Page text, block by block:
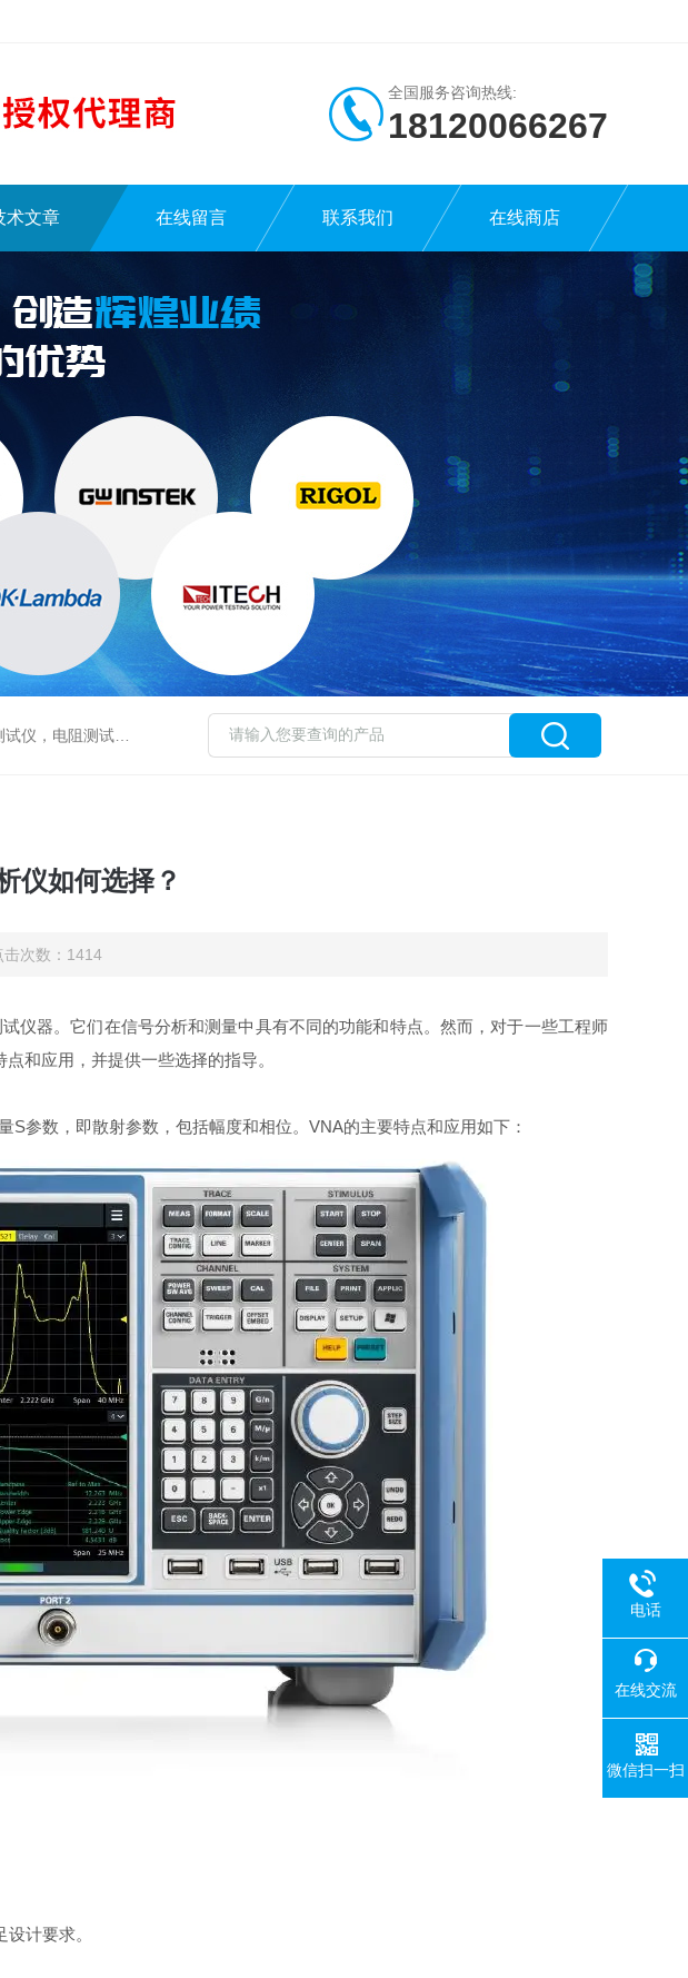
全国服务咨询热线:
18120066267
术文章 在线留言 联系我们 在线商店
试仪，数据采集仪
仪如何选择？
次数：1414
仪器。它们在信号分析和测量中具有不同的功能和特点。然而，对于一些工程师
和应用，并提供一些选择的指导。
参数，即散射参数，包括幅度和相位。VNA的主要特点和应用如下：
计要求。
电话
在线交流
微信扫一扫